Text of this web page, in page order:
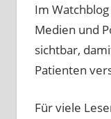
Im
Medien und
sichtbar,
Patienten
Für viele